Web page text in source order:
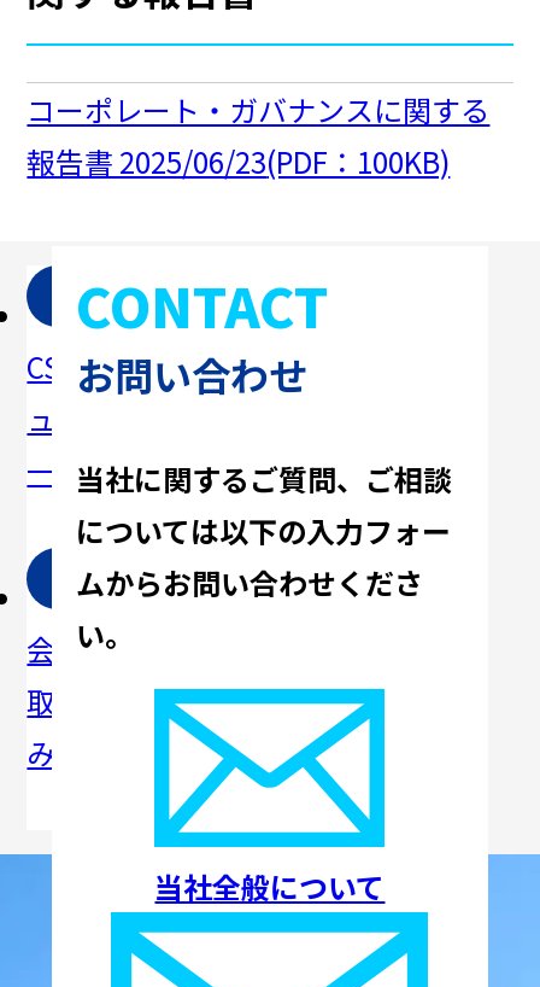
コーポレート・ガバナンスに関する
報告書 2025/06/23(PDF：100KB)
CSRニ
ュース
一覧
SDGsへ
組み
への取
取り組
み
社
会への
取り組
み
マ
ントシ
ステム
コ
ートガ
バナン
CONTACT
お問い合わせ
当社に関するご質問、ご相談
については以下の入力フォー
ムからお問い合わせくださ
い。
当社全般について